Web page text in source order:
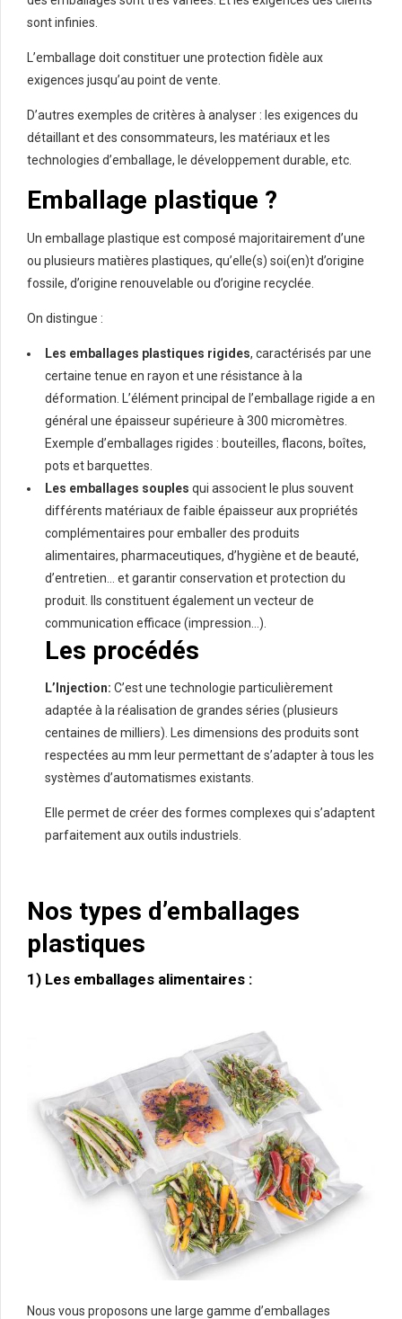
sont infinies.
L’emballage doit constituer une protection fidèle aux
exigences jusqu’au point de vente.
D’autres exemples de critères à analyser : les exigences du
détaillant et des consommateurs, les matériaux et les
technologies d’emballage, le développement durable, etc.
Emballage plastique ?
Un emballage plastique est composé majoritairement d’une
ou plusieurs matières plastiques, qu’elle(s) soi(en)t d’origine
fossile, d’origine renouvelable ou d’origine recyclée.
On distingue :
Les emballages plastiques rigides, caractérisés par une
certaine tenue en rayon et une résistance à la
déformation. L’élément principal de l’emballage rigide a en
général une épaisseur supérieure à 300 micromètres.
Exemple d’emballages rigides : bouteilles, flacons, boîtes,
pots et barquettes.
Les emballages souples qui associent le plus souvent
différents matériaux de faible épaisseur aux propriétés
complémentaires pour emballer des produits
alimentaires, pharmaceutiques, d’hygiène et de beauté,
d’entretien… et garantir conservation et protection du
produit. Ils constituent également un vecteur de
communication efficace (impression…).
Les procédés
L’Injection: C’est une technologie particulièrement
adaptée à la réalisation de grandes séries (plusieurs
centaines de milliers). Les dimensions des produits sont
respectées au mm leur permettant de s’adapter à tous les
systèmes d’automatismes existants.
Elle permet de créer des formes complexes qui s’adaptent
parfaitement aux outils industriels.
Nos types d’emballages
plastiques
1) Les emballages alimentaires :
Nous vous proposons une large gamme d’emballages